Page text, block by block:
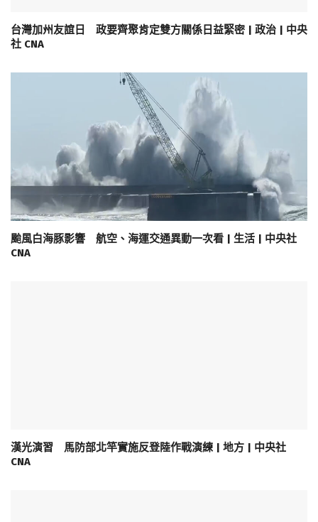
台灣加州友誼日 政要齊聚肯定雙方關係日益緊密 | 政治 | 中央
社 CNA
颱風白海豚影響 航空、海運交通異動一次看 | 生活 | 中央社
CNA
漢光演習 馬防部北竿實施反登陸作戰演練 | 地方 | 中央社
CNA